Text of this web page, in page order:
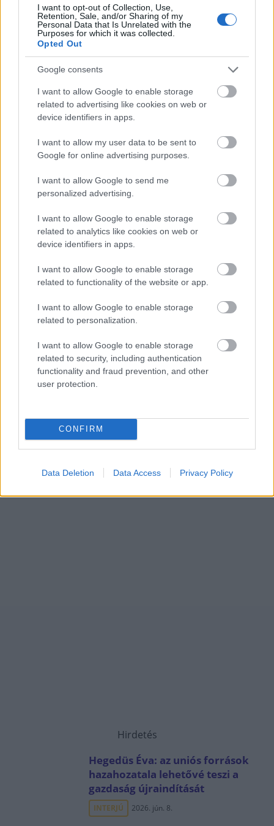
I want to opt-out of Collection, Use,
Retention, Sale, and/or Sharing of my
Personal Data that Is Unrelated with the
Purposes for which it was collected.
Opted Out
Google consents
I want to allow Google to enable storage
related to advertising like cookies on web or
device identifiers in apps.
I want to allow my user data to be sent to
Google for online advertising purposes.
I want to allow Google to send me
personalized advertising.
I want to allow Google to enable storage
related to analytics like cookies on web or
device identifiers in apps.
I want to allow Google to enable storage
related to functionality of the website or app.
I want to allow Google to enable storage
related to personalization.
I want to allow Google to enable storage
related to security, including authentication
functionality and fraud prevention, and other
user protection.
CONFIRM
Data Deletion Data Access Privacy Policy
Orbán: nincs vidéki
európai egység
gondolata nélkül
Egyre több
magyar egészségipar
Kazahsztánban
NÉPSZERŰ
Hirdetés
Hegedüs Éva: az uniós források
hazahozatala lehetővé teszi a
gazdaság újraindítását
INTERJÚ 2026. jún. 8.